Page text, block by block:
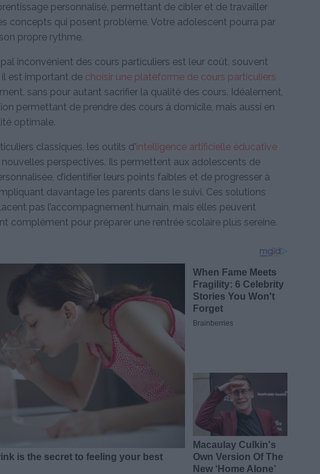
personnalisé, permettant de cibler et de travailler
concepts qui posent problème. Votre adolescent pourra par
propre rythme.
inconvénient des cours particuliers est leur coût, souvent
il est important de choisir une plateforme de cours particuliers
sans pour autant sacrifier la qualité des cours. Idéalement,
permettant de prendre des cours à domicile, mais aussi en
optimale.
classiques, les outils d'intelligence artificielle éducative
nouvelles perspectives. Ils permettent aux adolescents de
d’identifier leurs points faibles et de progresser à
davantage les parents dans le suivi. Ces solutions
pas l’accompagnement humain, mais elles peuvent
complément pour préparer une rentrée scolaire plus sereine.